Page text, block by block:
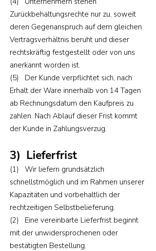
Zurückbehaltungsrechte nur zu, soweit
deren Gegenanspruch auf dem gleichen
Vertragsverhältnis beruht und dieser
rechtskräftig festgestellt oder von uns
anerkannt worden ist.
(5) Der Kunde verpflichtet sich, nach
Erhalt der Ware innerhalb von 14 Tagen
ab Rechnungsdatum den Kaufpreis zu
zahlen. Nach Ablauf dieser Frist kommt
der Kunde in Zahlungsverzug.
3) Lieferfrist
(1) Wir liefern grundsätzlich
schnellstmöglich und im Rahmen unserer
Kapazitäten und vorbehaltlich der
rechtzeitigen Selbstbelieferung.
(2) Eine vereinbarte Lieferfrist beginnt
mit der unwidersprochenen oder
bestätigten Bestellung.